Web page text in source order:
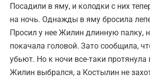
Посадили в яму, и колодки с них
на ночь. Однажды в яму бросила
Просил у нее Жилин длинную палку,
покачала головой. Зато сообщила,
убьют. Но к ночи все-таки протянула
Жилин выбрался, а Костылин не